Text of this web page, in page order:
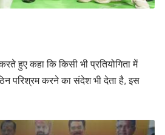
हुए कहा कि किसी भी प्रतियोगिता में
परिश्रम करने का संदेश भी देता है, इस